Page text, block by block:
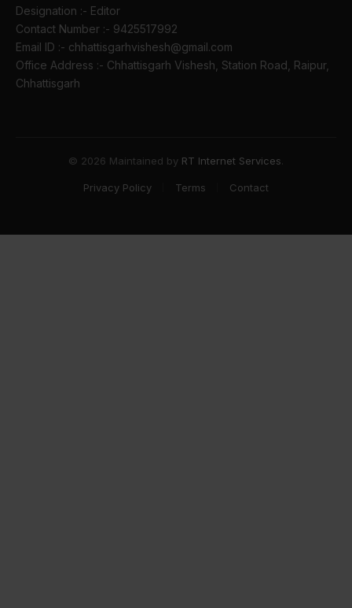
Designation :- Editor
Contact Number :- 9425517992
Email ID :- chhattisgarhvishesh@gmail.com
Office Address :- Chhattisgarh Vishesh, Station Road, Raipur,
Chhattisgarh
© 2026 Maintained by RT Internet Services
Privacy Policy Terms Contact